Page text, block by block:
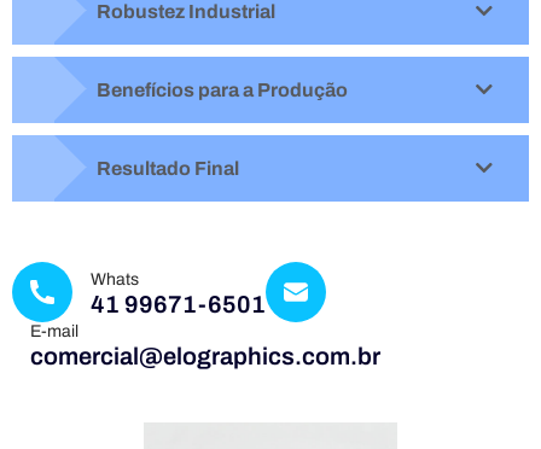
Robustez Industrial
Benefícios para a Produção
Resultado Final
Whats
41 99671-6501
E-mail
comercial@elographics.com.br